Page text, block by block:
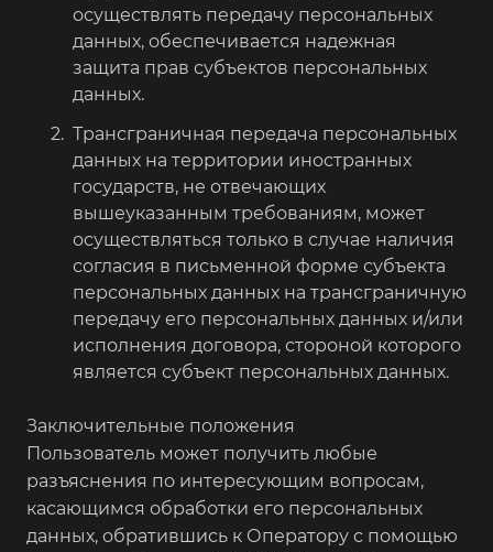
осуществлять передачу персональных
данных, обеспечивается надежная
защита прав субъектов персональных
данных.
Трансграничная передача персональных
данных на территории иностранных
государств, не отвечающих
вышеуказанным требованиям, может
осуществляться только в случае наличия
согласия в письменной форме субъекта
персональных данных на трансграничную
передачу его персональных данных и/или
исполнения договора, стороной которого
является субъект персональных данных.
Заключительные положения
Пользователь может получить любые
разъяснения по интересующим вопросам,
касающимся обработки его персональных
данных, обратившись к Оператору с помощью